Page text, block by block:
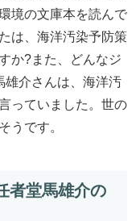
境の文庫本を読んで
は、海洋汚染予防策
か?また、どんなジ
雄介さんは、海洋汚
っていました。世の
うです。
者堂馬雄介の